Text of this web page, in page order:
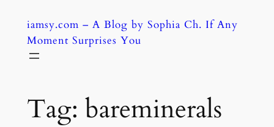
content
iamsy.com – A Blog by Sophia Ch. If Any
Moment Surprises You
Tag: bareminerals